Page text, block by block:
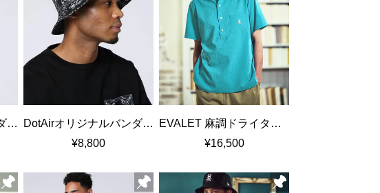
DotAirオリジナルバンダナ柄 バケットハット
DotAirオリジナルバンダナ柄 バケットハット
¥8,800
EVALET 麻調ドライタッチ プルオーバーシャツ
¥16,500